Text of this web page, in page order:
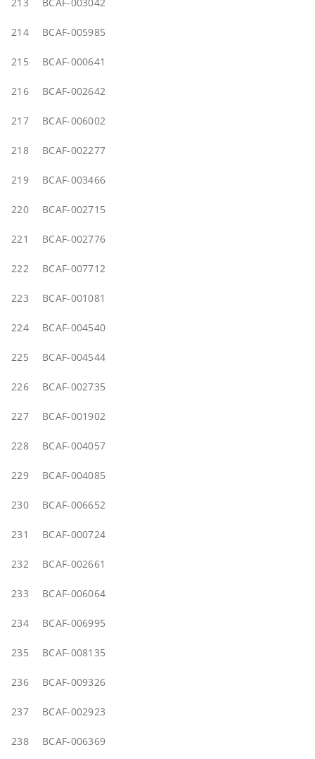
214 BCAF-005985
215 BCAF-000641
216 BCAF-002642
217 BCAF-006002
218 BCAF-002277
219 BCAF-003466
220 BCAF-002715
221 BCAF-002776
222 BCAF-007712
223 BCAF-001081
224 BCAF-004540
225 BCAF-004544
226 BCAF-002735
227 BCAF-001902
228 BCAF-004057
229 BCAF-004085
230 BCAF-006652
231 BCAF-000724
232 BCAF-002661
233 BCAF-006064
234 BCAF-006995
235 BCAF-008135
236 BCAF-009326
237 BCAF-002923
238 BCAF-006369